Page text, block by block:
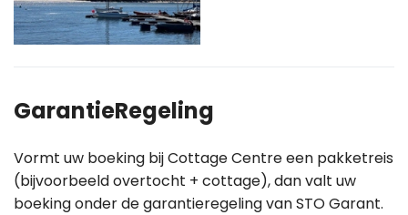
GarantieRegeling
Vormt uw boeking bij Cottage Centre een pakketreis
(bijvoorbeeld overtocht + cottage), dan valt uw
boeking onder de garantieregeling van STO Garant.